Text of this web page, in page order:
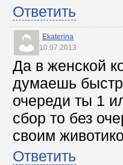
Ответить
Ekaterina
10.07.2013
Да в женской
думаешь
очереди ты 1
сбор то без
своим
Ответить